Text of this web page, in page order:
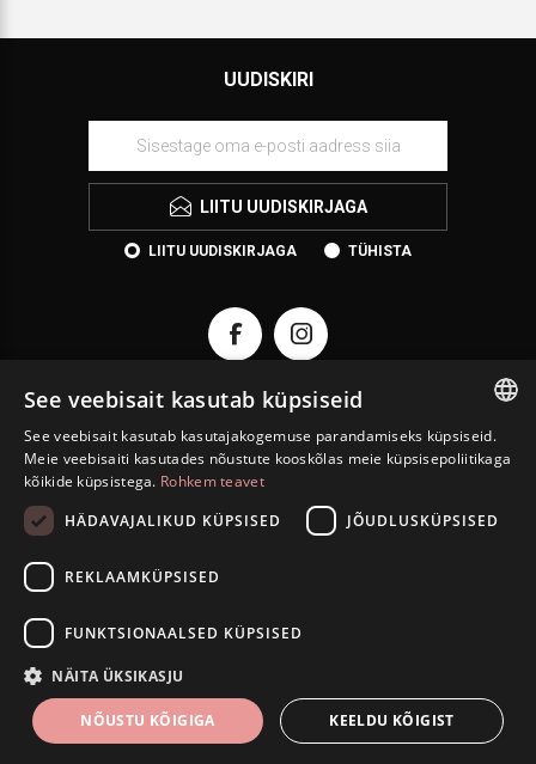
UUDISKIRI
LIITU UUDISKIRJAGA
LIITU UUDISKIRJAGA TÜHISTA
KONTAKT
INFORMATSIOON
Autoriõigus © 2026 Eesti Juveel. Kõik õigused kaitstud.
ESTONIAN
See veebisait kasutab küpsiseid
See veebisait kasutab kasutajakogemuse parandamiseks küpsiseid.
Meie veebisaiti kasutades nõustute kooskõlas meie küpsisepoliitikaga
kõikide küpsistega. Rohkem teavet
HÄDAVAJALIKUD KÜPSISED
JÕUDLUSKÜPSISED
REKLAAMKÜPSISED
FUNKTSIONAALSED KÜPSISED
NÄITA ÜKSIKASJU
NÕUSTU KÕIGIGA KEELDU KÕIGIST